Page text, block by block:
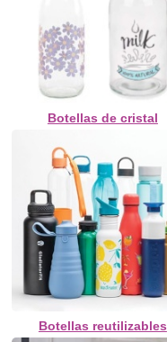
Botellas de cristal
Botellas reutilizables